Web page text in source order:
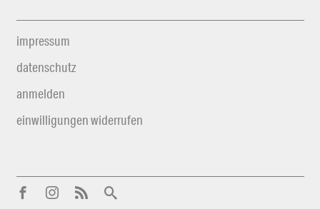
impressum
datenschutz
anmelden
einwilligungen widerrufen